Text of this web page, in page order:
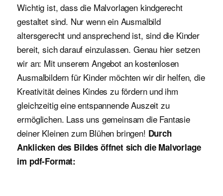
Wichtig ist, dass die Malvorlagen kindgerecht
gestaltet sind. Nur wenn ein Ausmalbild
altersgerecht und ansprechend ist, sind die Kinder
bereit, sich darauf einzulassen. Genau hier setzen
wir an: Mit unserem Angebot an kostenlosen
Ausmalbildern für Kinder möchten wir dir helfen, die
Kreativität deines Kindes zu fördern und ihm
gleichzeitig eine entspannende Auszeit zu
ermöglichen. Lass uns gemeinsam die Fantasie
deiner Kleinen zum Blühen bringen! Durch
Anklicken des Bildes öffnet sich die Malvorlage
im pdf-Format: